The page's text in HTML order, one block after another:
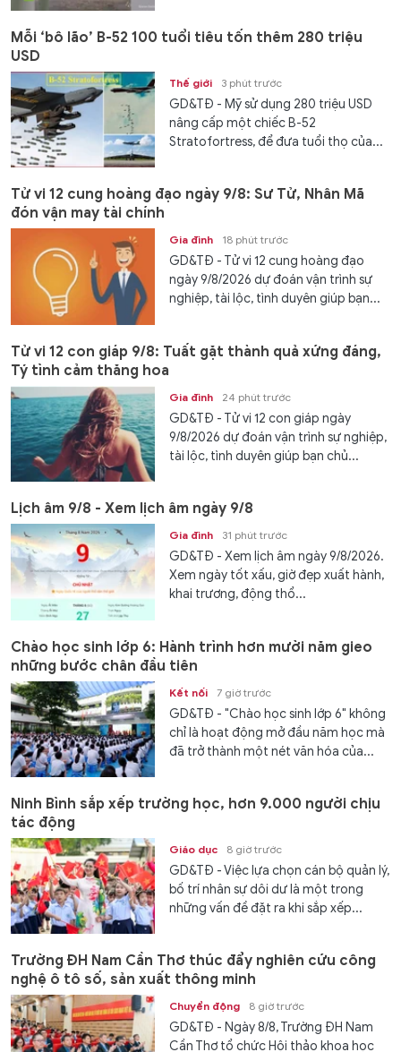
Mỗi ‘bô lão’ B-52 100 tuổi tiêu tốn thêm 280 triệu
USD
Thế giới 3 phút trước
GD&TĐ - Mỹ sử dụng 280 triệu USD
nâng cấp một chiếc B-52
Stratofortress, để đưa tuổi thọ của...
Tử vi 12 cung hoàng đạo ngày 9/8: Sư Tử, Nhân Mã
đón vận may tài chính
Gia đình 18 phút trước
GD&TĐ - Tử vi 12 cung hoàng đạo
ngày 9/8/2026 dự đoán vận trình sự
nghiệp, tài lộc, tình duyên giúp bạn...
Tử vi 12 con giáp 9/8: Tuất gặt thành quả xứng đáng,
Tý tình cảm thăng hoa
Gia đình 24 phút trước
GD&TĐ - Tử vi 12 con giáp ngày
9/8/2026 dự đoán vận trình sự nghiệp,
tài lộc, tình duyên giúp bạn chủ...
Lịch âm 9/8 - Xem lịch âm ngày 9/8
Gia đình 31 phút trước
GD&TĐ - Xem lịch âm ngày 9/8/2026.
Xem ngày tốt xấu, giờ đẹp xuất hành,
khai trương, động thổ...
Chào học sinh lớp 6: Hành trình hơn mười năm gieo
những bước chân đầu tiên
Kết nối 7 giờ trước
GD&TĐ - "Chào học sinh lớp 6" không
chỉ là hoạt động mở đầu năm học mà
đã trở thành một nét văn hóa của...
Ninh Bình sắp xếp trường học, hơn 9.000 người chịu
tác động
Giáo dục 8 giờ trước
GD&TĐ - Việc lựa chọn cán bộ quản lý,
bố trí nhân sự dôi dư là một trong
những vấn đề đặt ra khi sắp xếp...
Trường ĐH Nam Cần Thơ thúc đẩy nghiên cứu công
nghệ ô tô số, sản xuất thông minh
Chuyển động 8 giờ trước
GD&TĐ - Ngày 8/8, Trường ĐH Nam
Cần Thơ tổ chức Hội thảo khoa học